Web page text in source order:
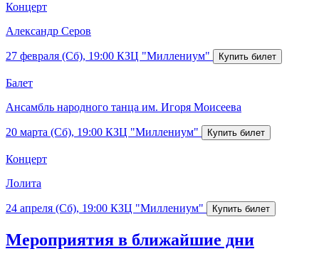
Концерт
Александр Серов
27 февраля (Сб), 19:00 КЗЦ "Миллениум"
Балет
Ансамбль народного танца им. Игоря Моисеева
20 марта (Сб), 19:00 КЗЦ "Миллениум"
Концерт
Лолита
24 апреля (Сб), 19:00 КЗЦ "Миллениум"
Мероприятия в ближайшие дни